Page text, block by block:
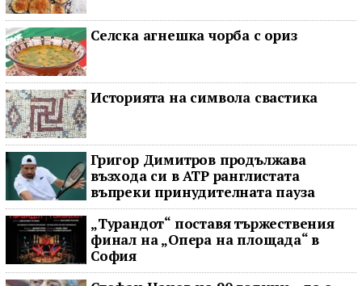
Селска агнешка чорба с ориз
Историята на символа свастика
Григор Димитров продължава
възхода си в ATP ранглистата
въпреки принудителната пауза
„Турандот“ поставя тържествения
финал на „Опера на площада“ в
София